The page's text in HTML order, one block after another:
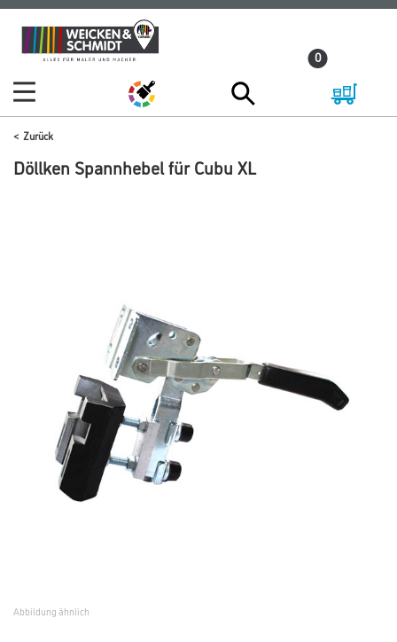
Zum
Inhalt
Zum
Navigationsmenü
0
Zurück
Döllken Spannhebel für Cubu XL
Abbildung ähnlich